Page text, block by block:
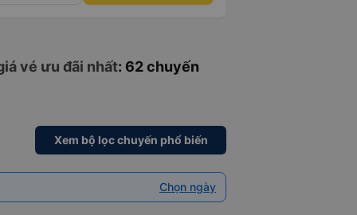
vé ưu đãi nhất: 62 chuyến
Xem bộ lọc chuyến phổ biến
Chọn ngày